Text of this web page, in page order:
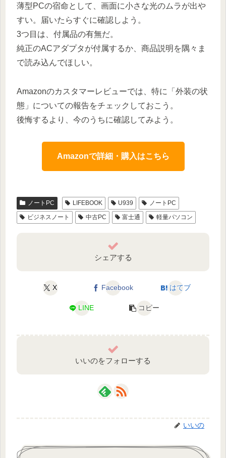
薄型PCの宿命として、画面に小さな光のムラが出や
すい。届いたらすぐに確認しよう。
3つ目は、付属品の有無だ。
純正のACアダプタが付属するか、商品説明を隅々ま
で読み込んでほしい。
Amazonのカスタマーレビューでは、特に「外装の状
態」についての報告をチェックしておこう。
後悔するより、今のうちに確認してみよう。
Amazonで詳細・購入はこちら
ノートPC LIFEBOOK U939
ノートPC
ビジネスノート
中古PC 富士通 軽量パソコン
シェアする
X Facebook はてブ
LINE コピー
いいのをフォローする
いいの